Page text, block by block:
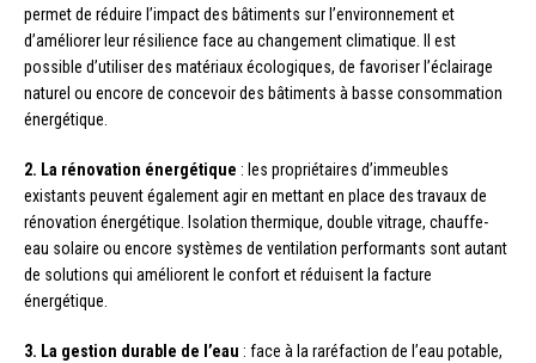
permet de réduire l’impact des bâtiments sur l’environnement et
d’améliorer leur résilience face au changement climatique. Il est
possible d’utiliser des matériaux écologiques, de favoriser l’éclairage
naturel ou encore de concevoir des bâtiments à basse consommation
énergétique.
2. La rénovation énergétique : les propriétaires d’immeubles
existants peuvent également agir en mettant en place des travaux de
rénovation énergétique. Isolation thermique, double vitrage, chauffe-
eau solaire ou encore systèmes de ventilation performants sont autant
de solutions qui améliorent le confort et réduisent la facture
énergétique.
3. La gestion durable de l’eau : face à la raréfaction de l’eau potable,